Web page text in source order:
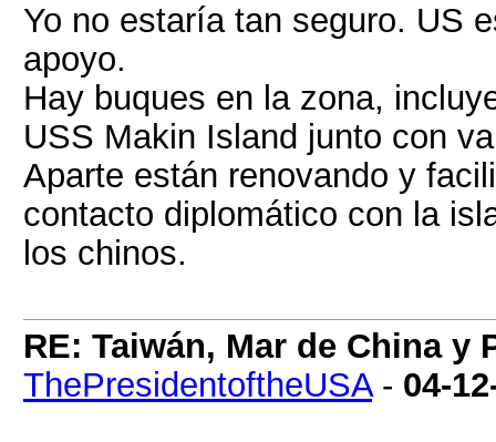
Yo no estaría tan seguro. US
apoyo.
Hay buques en la zona,
USS Makin Island junto con
Aparte están renovando y
contacto diplomático con la
los chinos.
RE: Taiwán, Mar de China
ThePresidentoftheUSA- 04-